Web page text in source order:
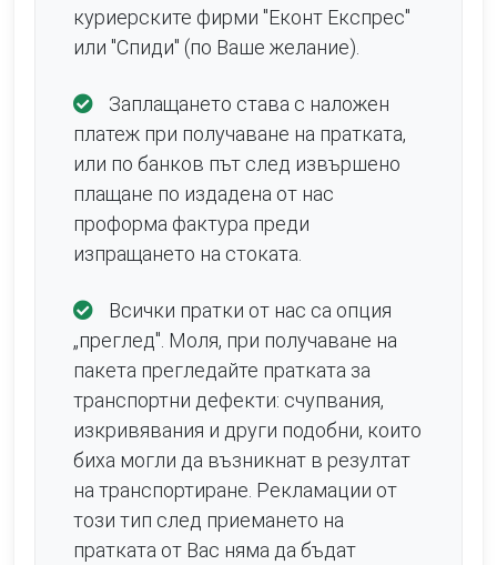
куриерските фирми "Еконт Експрес"
или "Спиди" (по Ваше желание).
Заплащането става с наложен
платеж при получаване на пратката,
или по банков път след извършено
плащане по издадена от нас
проформа фактура преди
изпращането на стоката.
Всички пратки от нас са опция
„преглед". Моля, при получаване на
пакета прегледайте пратката за
транспортни дефекти: счупвания,
изкривявания и други подобни, които
биха могли да възникнат в резултат
на транспортиране. Рекламации от
този тип след приемането на
пратката от Вас няма да бъдат